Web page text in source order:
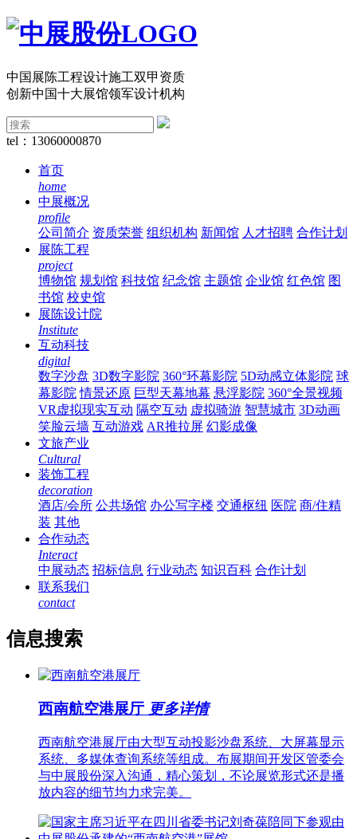
中国展陈工程设计施工双甲资质
创新中国十大展馆领军设计机构
tel：13060000870
首页
home
中展概况
profile
公司简介 资质荣誉 组织机构 新闻馆 人才招聘 合作计划
展陈工程
project
博物馆 规划馆 科技馆 纪念馆 主题馆 企业馆 红色馆 图
书馆 校史馆
展陈设计院
Institute
互动科技
digital
数字沙盘 3D数字影院 360°环幕影院 5D动感立体影院 球
幕影院 情景还原 巨型天幕地幕 悬浮影院 360°全景视频
VR虚拟现实互动 隔空互动 虚拟骑游 智慧城市 3D动画
笑脸云墙 互动游戏 AR推拉屏 幻影成像
文旅产业
Cultural
装饰工程
decoration
酒店/会所 公共场馆 办公写字楼 交通枢纽 医院 商/住精
装 其他
合作动态
Interact
中展动态 招标信息 行业动态 知识百科 合作计划
联系我们
contact
信息搜索
西南航空港展厅 更多详情
西南航空港展厅由大型互动投影沙盘系统、大屏幕显示
系统、多媒体查询系统等组成。布展期间开发区管委会
与中展股份深入沟通，精心策划，不论展览形式还是播
放内容的细节均力求完美。